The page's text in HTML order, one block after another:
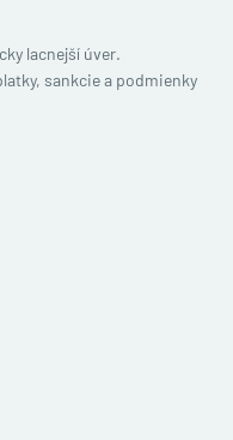
lacnejší úver.
sankcie a podmienky